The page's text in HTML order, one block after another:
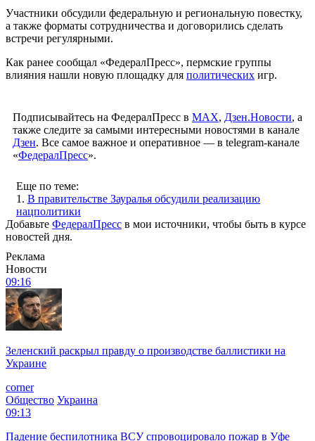
Участники обсудили федеральную и региональную повестку,
а также форматы сотрудничества и договорились сделать
встречи регулярными.
Как ранее сообщал «ФедералПресс», пермские группы
влияния нашли новую площадку для политических игр.
Подписывайтесь на ФедералПресс в МАХ, Дзен.Новости, а
также следите за самыми интересными новостями в канале
Дзен. Все самое важное и оперативное — в telegram-канале
«ФедералПресс».
Еще по теме:
1. В правительстве Зауралья обсудили реализацию
нацполитики
Добавьте ФедералПресс в мои источники, чтобы быть в курсе
новостей дня.
Реклама
Новости
09:16
Зеленский раскрыл правду о производстве баллистики на
Украине
corner
Общество Украина
09:13
Падение беспилотника ВСУ спровоцировало пожар в Уфе